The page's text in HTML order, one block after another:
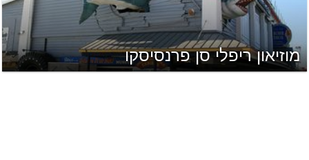
מוזיאון ריפלי סן פרנסיסקו